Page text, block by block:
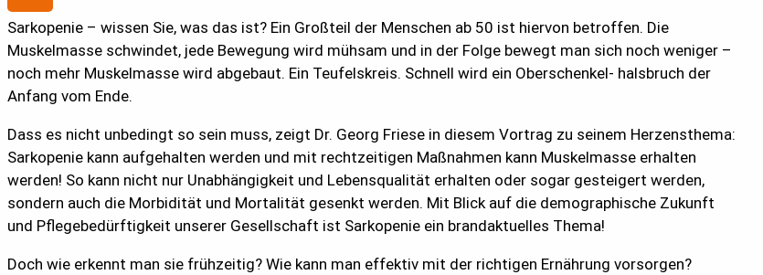
Sarkopenie – wissen Sie, was das ist? Ein Großteil der Menschen ab 50 ist hiervon betroffen. Die
Muskelmasse schwindet, jede Bewegung wird mühsam und in der Folge bewegt man sich noch weniger –
noch mehr Muskelmasse wird abgebaut. Ein Teufelskreis. Schnell wird ein Oberschenkel- halsbruch der
Anfang vom Ende.
Dass es nicht unbedingt so sein muss, zeigt Dr. Georg Friese in diesem Vortrag zu seinem Herzensthema:
Sarkopenie kann aufgehalten werden und mit rechtzeitigen Maßnahmen kann Muskelmasse erhalten
werden! So kann nicht nur Unabhängigkeit und Lebensqualität erhalten oder sogar gesteigert werden,
sondern auch die Morbidität und Mortalität gesenkt werden. Mit Blick auf die demographische Zukunft
und Pflegebedürftigkeit unserer Gesellschaft ist Sarkopenie ein brandaktuelles Thema!
Doch wie erkennt man sie frühzeitig? Wie kann man effektiv mit der richtigen Ernährung vorsorgen?